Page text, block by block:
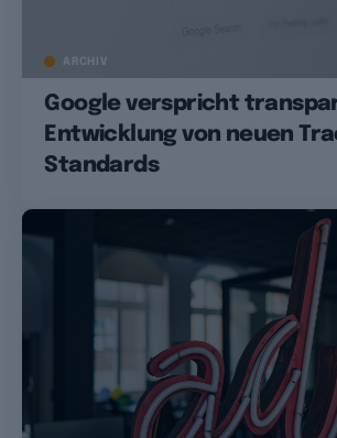
ARCHIV
Google verspricht
Entwicklung von neuen
Standards